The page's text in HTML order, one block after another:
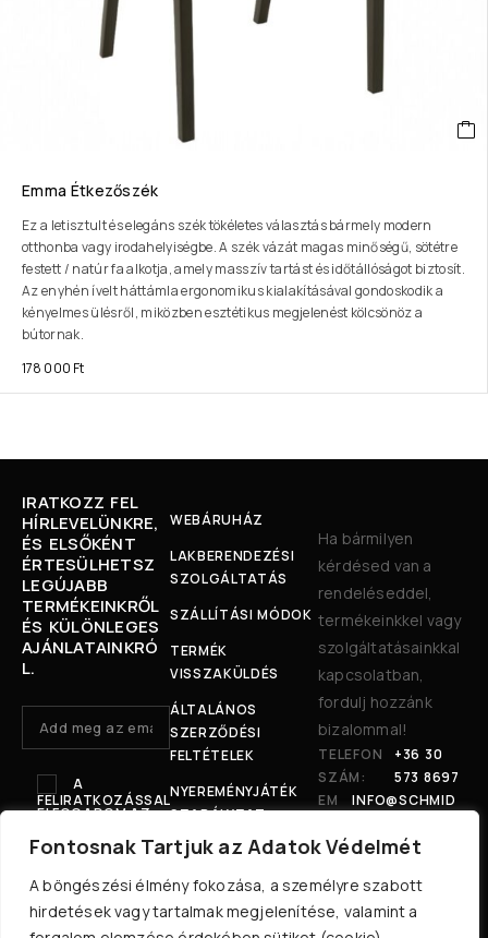
Fontosnak Tartjuk az Adatok Védelmét
A böngészési élmény fokozása, a személyre szabott
hirdetések vagy tartalmak megjelenítése, valamint a
Emma Étkezőszék
Ez a letisztult és elegáns szék tökéletes választás bármely modern
otthonba vagy irodahelyiségbe. A szék vázát magas minőségű, sötétre
festett / natúr fa alkotja, amely masszív tartást és időtállóságot biztosít.
Az enyhén ívelt háttámla ergonomikus kialakításával gondoskodik a
kényelmes ülésről, miközben esztétikus megjelenést kölcsönöz a
bútornak.
178 000 Ft
IRATKOZZ FEL
HÍRLEVELÜNKRE,
ÉS ELSŐKÉNT
ÉRTESÜLHETSZ
LEGÚJABB
TERMÉKEINKRŐL
ÉS KÜLÖNLEGES
AJÁNLATAINKRÓ
L.
A
FELIRATKOZÁSSAL
ELFOGADOM AZ
ADATVÉDELMI
NYILATKOZATOT.
WEBÁRUHÁZ
LAKBERENDEZÉSI
SZOLGÁLTATÁS
SZÁLLÍTÁSI MÓDOK
TERMÉK
VISSZAKÜLDÉS
ÁLTALÁNOS
SZERZŐDÉSI
FELTÉTELEK
NYEREMÉNYJÁTÉK
SZABÁLYZAT
ADATVÉDELMI
Ha bármilyen
kérdésed van a
rendeléseddel,
termékeinkkel vagy
szolgáltatásainkkal
kapcsolatban,
fordulj hozzánk
bizalommal!
TELEFON
SZÁM:
+36 30
573 8697
EM
INFO@SCHMID
TELE
YÜNK
:
8600 SIÓFOK,
ZSILINSZKY U.
207.